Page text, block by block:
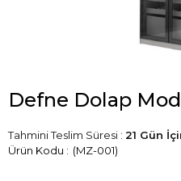
Defne Dolap
Tahmini Teslim Süresi : 21 Gün
(MZ-001)